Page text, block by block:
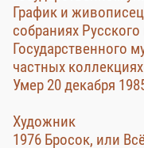
График и
собраниях
Государственного
частных
Умер 20 декабря
Художник
1976 Бросок, или